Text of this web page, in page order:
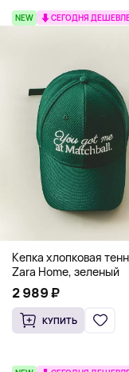
NEW СЕГОДНЯ
Кепка хлопковая
Zara Home, зеленый
2 989 ₽
КУПИТЬ